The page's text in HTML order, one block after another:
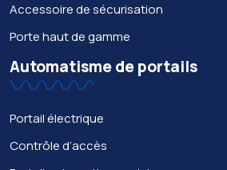
Accessoire de sécurisation
Porte haut de gamme
Automatisme de portails
Portail électrique
Contrôle d’accès